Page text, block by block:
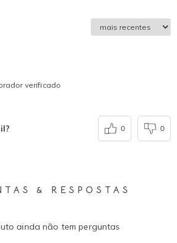
verificado
0 0
& RESPOSTAS
ainda não tem perguntas